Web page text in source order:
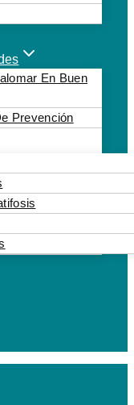
En Buen
Prevención